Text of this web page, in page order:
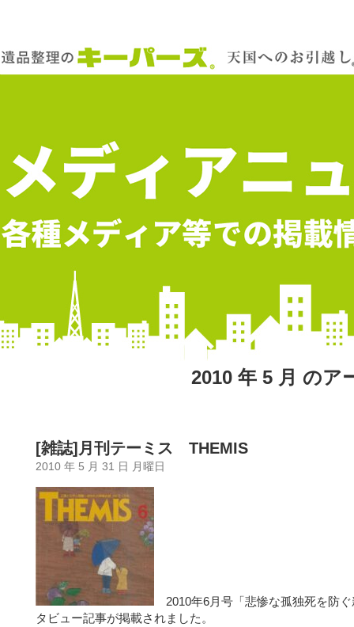
2010 年 5 月 のア
[雑誌]月刊テーミス THEMIS
2010 年 5 月 31 日 月曜日
2010年6月号「悲惨な孤独死を防
タビュー記事が掲載されました。